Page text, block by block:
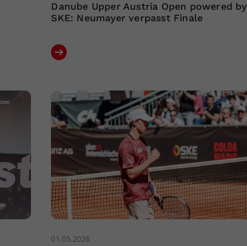
Danube Upper Austria Open powered by
SKE: Neumayer verpasst Finale
01.05.2026